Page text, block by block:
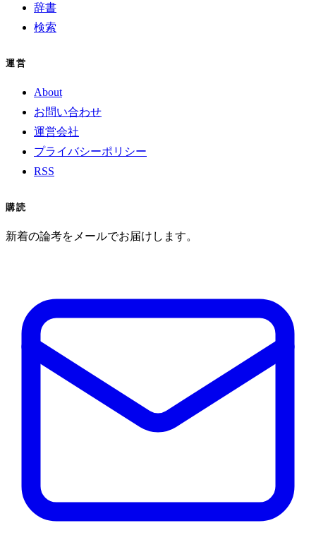
辞書
検索
運営
About
お問い合わせ
運営会社
プライバシーポリシー
RSS
購読
新着の論考をメールでお届けします。